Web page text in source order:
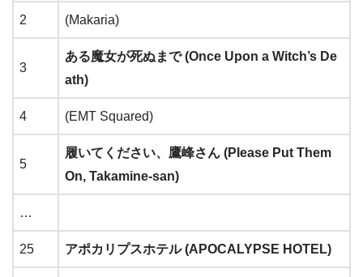
2 (Makaria)
3
ある魔女が死ぬまで (Once Upon a Witch’s De
ath)
4 (EMT Squared)
5
履いてください、鷹峰さん (Please Put Them
On, Takamine-san)
…
25 アポカリプスホテル (APOCALYPSE HOTEL)